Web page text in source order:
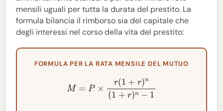
mensili uguali per tutta la durata del prestito. La
formula bilancia il rimborso sia del capitale che
degli interessi nel corso della vita del prestito:
FORMULA PER LA RATA MENSILE DEL MUTUO
)n(1 + )n−